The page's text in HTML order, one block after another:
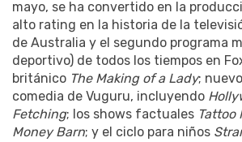
mayo, se ha convertido en la
alto rating en la historia de la
de Australia y el segundo programa
deportivo) de todos los tiempos en
británico The Making of a Lady;
comedia de Vuguru, incluyendo
Fetching; los shows factuales Tattoo
Money Barn; y el ciclo para niños